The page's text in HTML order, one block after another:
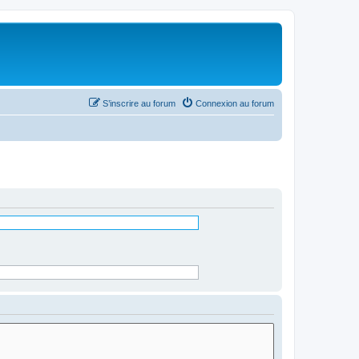
Connexion au forum
S’inscrire au forum